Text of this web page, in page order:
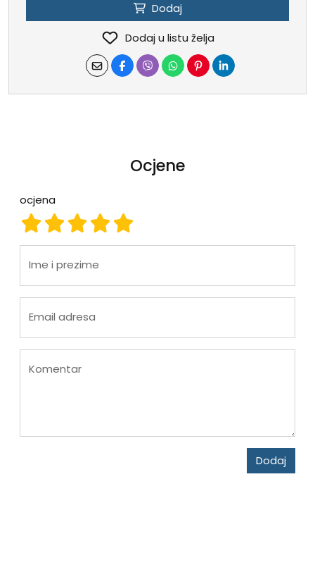
Dodaj
Dodaj u listu želja
Ocjene
ocjena
ocjena 5
ocjena 4
ocjena 3
ocjena 2
ocjena 1
Ime i prezime
Email adresa
Komentar
Dodaj